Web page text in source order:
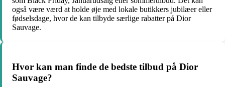
også være værd at holde øje med lokale butikkers jubilæer eller
fødselsdage, hvor de kan tilbyde særlige rabatter på Dior
Sauvage.
Hvor kan man finde de bedste tilbud på Dior
Sauvage?